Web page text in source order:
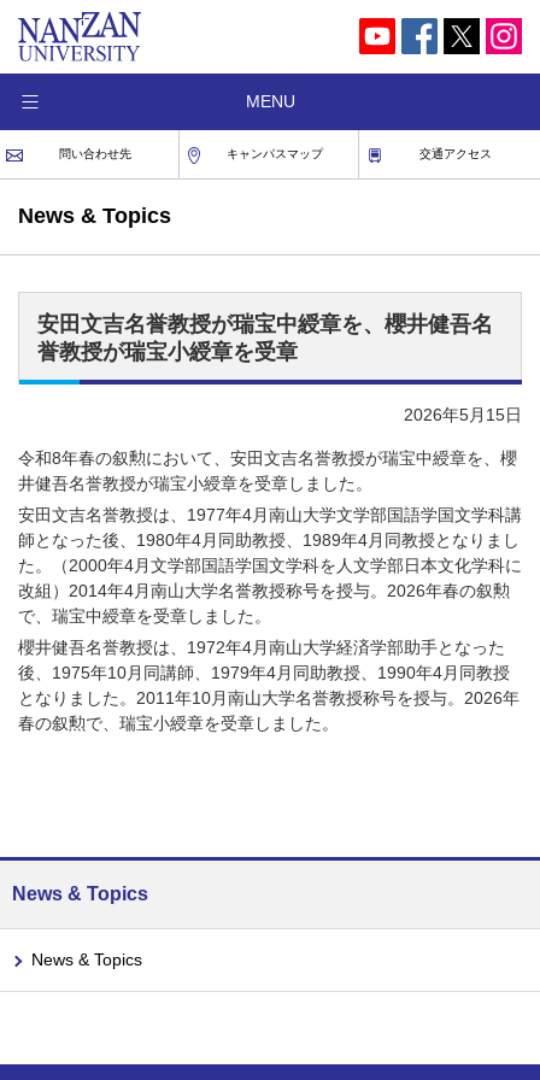
MENU
問い合わせ先 キャンパスマップ 交通アクセス
News & Topics
安田文吉名誉教授が瑞宝中綬章を、櫻井健吾名
誉教授が瑞宝小綬章を受章
2026年5月15日
令和8年春の叙勲において、安田文吉名誉教授が瑞宝中綬章を、櫻
井健吾名誉教授が瑞宝小綬章を受章しました。
安田文吉名誉教授は、1977年4月南山大学文学部国語学国文学科講
師となった後、1980年4月同助教授、1989年4月同教授となりまし
た。（2000年4月文学部国語学国文学科を人文学部日本文化学科に
改組）2014年4月南山大学名誉教授称号を授与。2026年春の叙勲
で、瑞宝中綬章を受章しました。
櫻井健吾名誉教授は、1972年4月南山大学経済学部助手となった
後、1975年10月同講師、1979年4月同助教授、1990年4月同教授
となりました。2011年10月南山大学名誉教授称号を授与。2026年
春の叙勲で、瑞宝小綬章を受章しました。
News & Topics
News & Topics